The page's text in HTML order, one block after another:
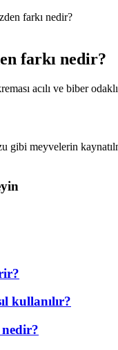
farkı nedir?
farkı nedir?
acılı ve biber
meyvelerin
kullanılır?